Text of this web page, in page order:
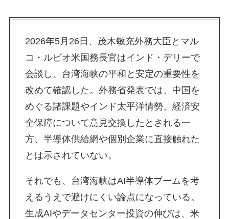
2026年5月26日、茂木敏充外務大臣とマル
コ・ルビオ米国務長官はインド・デリーで
会談し、台湾海峡の平和と安定の重要性を
改めて確認した。外務省発表では、中国を
めぐる諸課題やインド太平洋情勢、経済安
全保障について意見交換したとされる一
方、半導体供給網や個別企業に直接触れた
とは示されていない。
それでも、台湾海峡はAI半導体ブームを考
えるうえで避けにくい論点になっている。
生成AIやデータセンター投資の伸びは、米